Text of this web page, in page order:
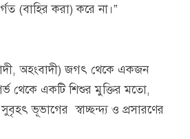
(বাহির করা) করে না।”
অহংবাদী) জগৎ থেকে একজন
থেকে একটি শিশুর মুক্তির মতো,
ভূভাগের স্বাচ্ছন্দ্য ও প্রসারণের